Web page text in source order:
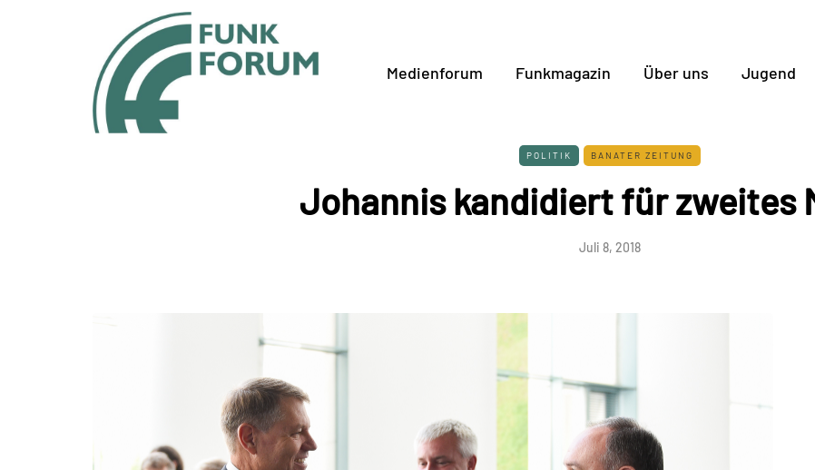
Medienforum Funkmagazin Über uns Jugend
POLITIK BANATER ZEITUNG
Johannis kandidiert für zweites
Juli 8, 2018